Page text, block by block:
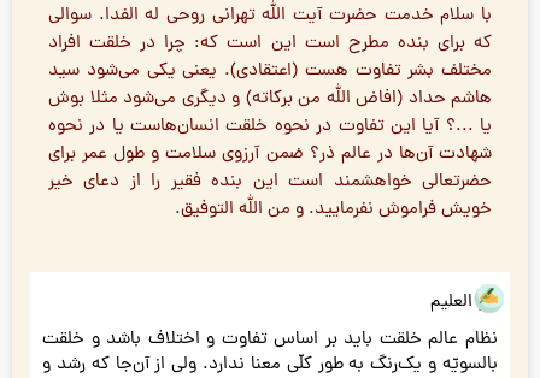
با سلام خدمت حضرت آيت الله تهراني روحي له الفدا. سوالي
كه براي بنده مطرح است اين است كه: چرا در خلقت افراد
مختلف بشر تفاوت هست (اعتقادي). يعني يكي مي‌شود سيد
هاشم حداد (افاض الله من بركاته) و ديگري مي‌شود مثلا بوش
يا ...؟ آيا اين تفاوت در نحوه خلقت انسان‌هاست یا در نحوه
شهادت آن‌ها در عالم ذر؟ ضمن آرزوي سلامت و طول عمر براي
حضرتعالي خواهشمند است اين بنده فقير را از دعاي خير
خويش فراموش نفرماييد. و من الله التوفيق.
هو العلیم
نظام عالم خلقت باید بر اساس تفاوت و اختلاف باشد و خلقت
بالسویّه و یک‌رنگ به طور کلّی معنا ندارد. ولی از آن‌جا که رشد و